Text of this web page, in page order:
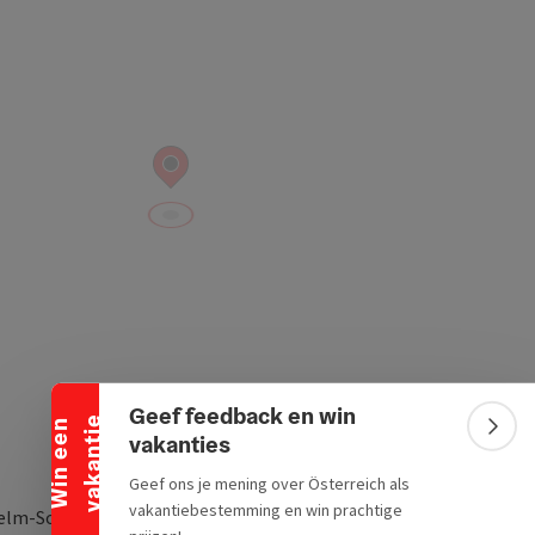
W
i
n
e
e
n
v
a
k
a
n
t
ie
Banner inklappen
Geef feedback en win
vakanties
Geef ons je mening over Österreich als
vakantiebestemming en win prachtige
Soukup-Weg 13/7